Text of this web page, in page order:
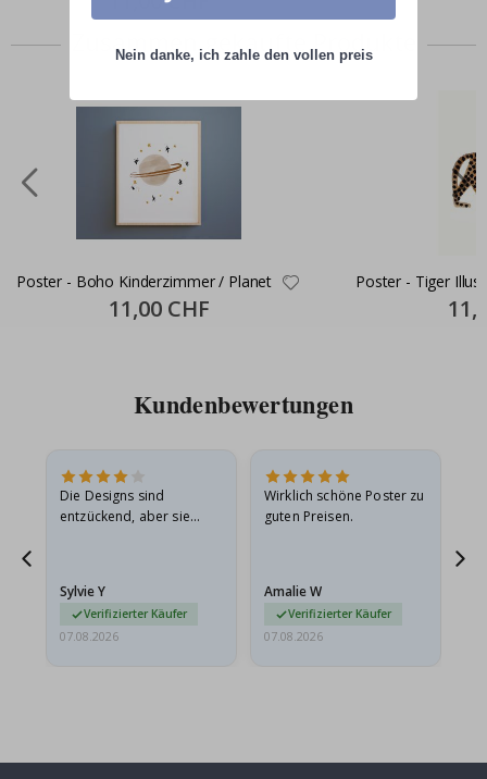
Zusammen gekaufte Produkte
Poster - Boho Kinderzimmer / Planet
Special
Price
11,00 CHF
Poster - Tiger
Price
Kundenbewertungen
Die Designs sind
entzückend, aber sie
sie…
Sylvie Y
Verifizierter Käufer
07.08.2026
Wirklich schöne Poster zu
guten Preisen.
Amalie W
Verifizierter Käufer
07.08.2026
Nein danke, ich zahle den vollen preis